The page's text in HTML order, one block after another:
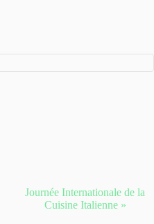
Journée Internationale de la
Cuisine Italienne »